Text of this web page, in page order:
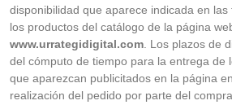
disponibilidad que aparece indicada en
los productos del catálogo de la página
www.urrategidigital.com . Los plazos de
del cómputo de tiempo para la entrega de
que aparezcan publicitados en la página
realización del pedido por parte del